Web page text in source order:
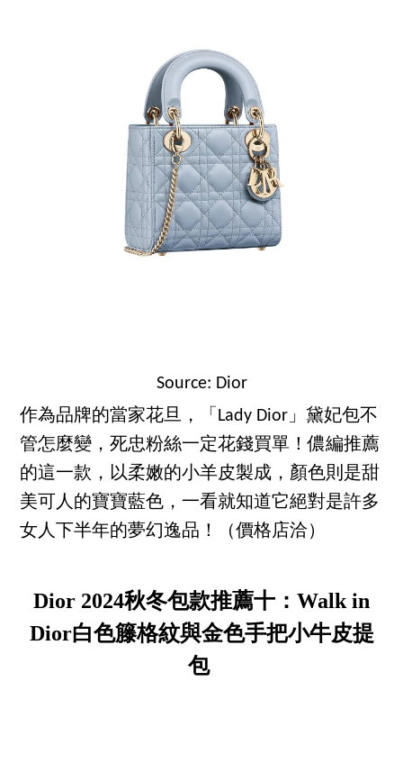
Source: Dior
作為品牌的當家花旦，「Lady Dior」黛妃包不
管怎麼變，死忠粉絲一定花錢買單！儂編推薦
的這一款，以柔嫩的小羊皮製成，顏色則是甜
美可人的寶寶藍色，一看就知道它絕對是許多
女人下半年的夢幻逸品！（價格店洽）
Dior 2024秋冬包款推薦十：Walk in
Dior白色籐格紋與金色手把小牛皮提
包